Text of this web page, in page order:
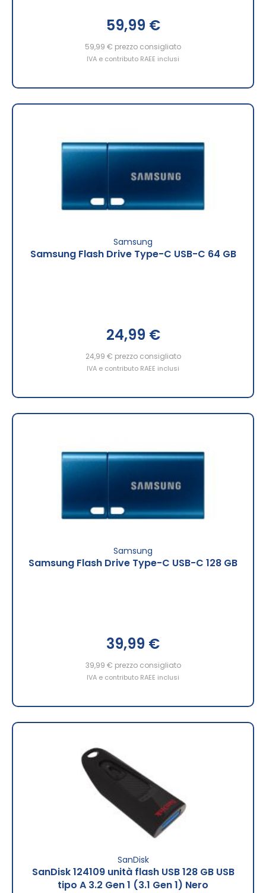
59,99 €
59,99 € prezzo consigliato
IVA e contributo RAEE inclusi
Samsung
Samsung Flash Drive Type-C USB-C 64 GB
24,99 €
24,99 € prezzo consigliato
IVA e contributo RAEE inclusi
Samsung
Samsung Flash Drive Type-C USB-C 128 GB
39,99 €
39,99 € prezzo consigliato
IVA e contributo RAEE inclusi
SanDisk
SanDisk 124109 unità flash USB 128 GB USB
tipo A 3.2 Gen 1 (3.1 Gen 1) Nero